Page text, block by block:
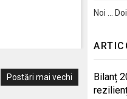
Postări mai vechi
Noi …
Bilanț